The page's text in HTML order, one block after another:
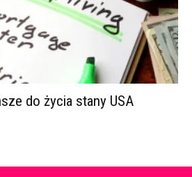
do życia stany USA